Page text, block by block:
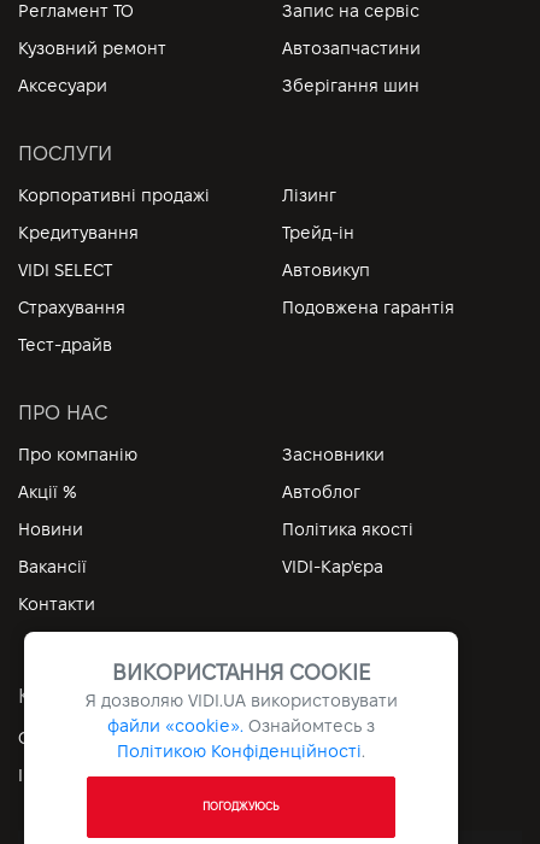
Регламент ТО
Запис на сервіс
Кузовний ремонт
Автозапчастини
Аксесуари
Зберігання шин
ПОСЛУГИ
Корпоративні продажі
Лізинг
Кредитування
Трейд-ін
VIDI SELECT
Автовикуп
Страхування
Подовжена гарантія
Тест-драйв
ПРО НАС
Про компанію
Засновники
Акції %
Автоблог
Новини
Політика якості
Вакансії
VIDI-Кар'єра
Контакти
КОРИСНІ ПОСИЛАННЯ
Особистий кабінет
Контакти
Інформація
Архів
ВИКОРИСТАННЯ COOKIE
Я дозволяю VIDI.UAвикористовувати
файли «cookie». Ознайомтесь з
Політикою Конфіденційності.
ПОГОДЖУЮСЬ